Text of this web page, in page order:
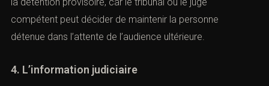
compétent peut décider de maintenir la personne
détenue dans l’attente de l’audience ultérieure.
4. L’information judiciaire